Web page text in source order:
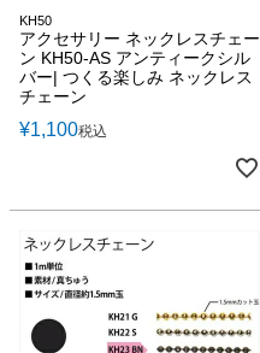
KH50
アクセサリー ネックレスチェー
ン KH50-AS アンティークシル
バー| つくる楽しみ ネックレス
チェーン
¥1,100税込